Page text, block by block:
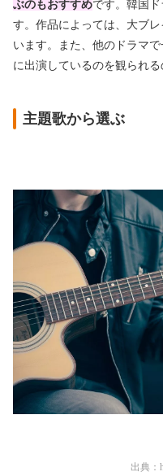
ぶのもおすすめです。韓国
す。作品によっては、大ブ
います。また、他のドラマ
に出演しているのを観られる
主題歌から選ぶ
出典：